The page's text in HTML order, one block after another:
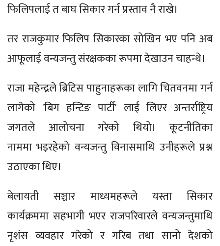
फिलिपलाई त बाघ सिकार गर्न प्रस्ताव नै राखे।
तर राजकुमार फिलिप सिकारका सोखिन भए पनि अब
आफूलाई वन्यजन्तु संरक्षकका रूपमा देखाउन चाहन्थे।
राजा महेन्द्रले ब्रिटिस पाहुनाहरूका लागि चितवनमा गर्न
लागेको 'बिग हन्टिङ पार्टी' लाई लिएर अन्तर्राष्ट्रिय
जगतले आलोचना गरेको थियो। कूटनीतिका
नाममा भइरहेको वन्यजन्तु विनासमाथि उनीहरूले प्रश्न
उठाएका थिए।
बेलायती सञ्चार माध्यमहरूले यस्ता सिकार
कार्यक्रममा सहभागी भएर राजपरिवारले वन्यजन्तुमाथि
नृशंस व्यवहार गरेको र गरिब तथा सानो देशको